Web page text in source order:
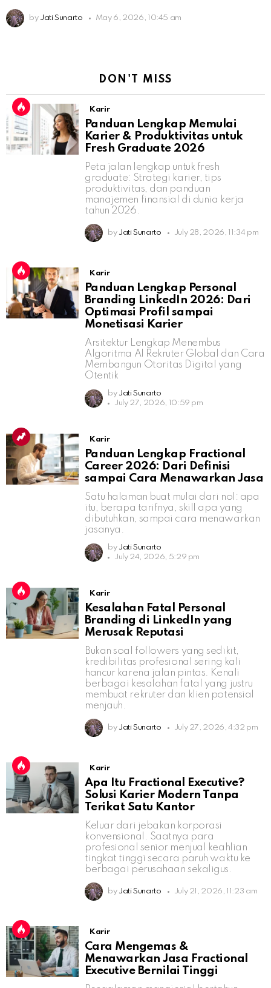
by Jati Sunarto May 6, 2026, 10:45 am
DON'T MISS
Karir
Panduan Lengkap Memulai
Karier & Produktivitas untuk
Fresh Graduate 2026
Peta jalan lengkap untuk fresh
graduate: Strategi karier, tips
produktivitas, dan panduan
manajemen finansial di dunia kerja
tahun 2026.
by Jati Sunarto July 28, 2026, 11:34 pm
Karir
Panduan Lengkap Personal
Branding LinkedIn 2026: Dari
Optimasi Profil sampai
Monetisasi Karier
Arsitektur Lengkap Menembus
Algoritma AI Rekruter Global dan Cara
Membangun Otoritas Digital yang
Otentik
by Jati Sunarto
July 27, 2026, 10:59 pm
Karir
Panduan Lengkap Fractional
Career 2026: Dari Definisi
sampai Cara Menawarkan Jasa
Satu halaman buat mulai dari nol: apa
itu, berapa tarifnya, skill apa yang
dibutuhkan, sampai cara menawarkan
jasanya.
by Jati Sunarto
July 24, 2026, 5:29 pm
Karir
Kesalahan Fatal Personal
Branding di LinkedIn yang
Merusak Reputasi
Bukan soal followers yang sedikit,
kredibilitas profesional sering kali
hancur karena jalan pintas. Kenali
berbagai kesalahan fatal yang justru
membuat rekruter dan klien potensial
menjauh.
by Jati Sunarto July 27, 2026, 4:32 pm
Karir
Apa Itu Fractional Executive?
Solusi Karier Modern Tanpa
Terikat Satu Kantor
Keluar dari jebakan korporasi
konvensional. Saatnya para
profesional senior menjual keahlian
tingkat tinggi secara paruh waktu ke
berbagai perusahaan sekaligus.
by Jati Sunarto July 21, 2026, 11:23 am
Karir
Cara Mengemas &
Menawarkan Jasa Fractional
Executive Bernilai Tinggi